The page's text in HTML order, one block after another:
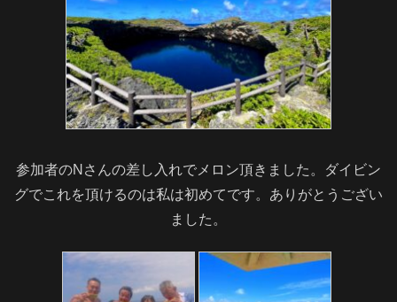
参加者のNさんの差し入れでメロン頂きました。ダイビン
グでこれを頂けるのは私は初めてです。ありがとうござい
ました。